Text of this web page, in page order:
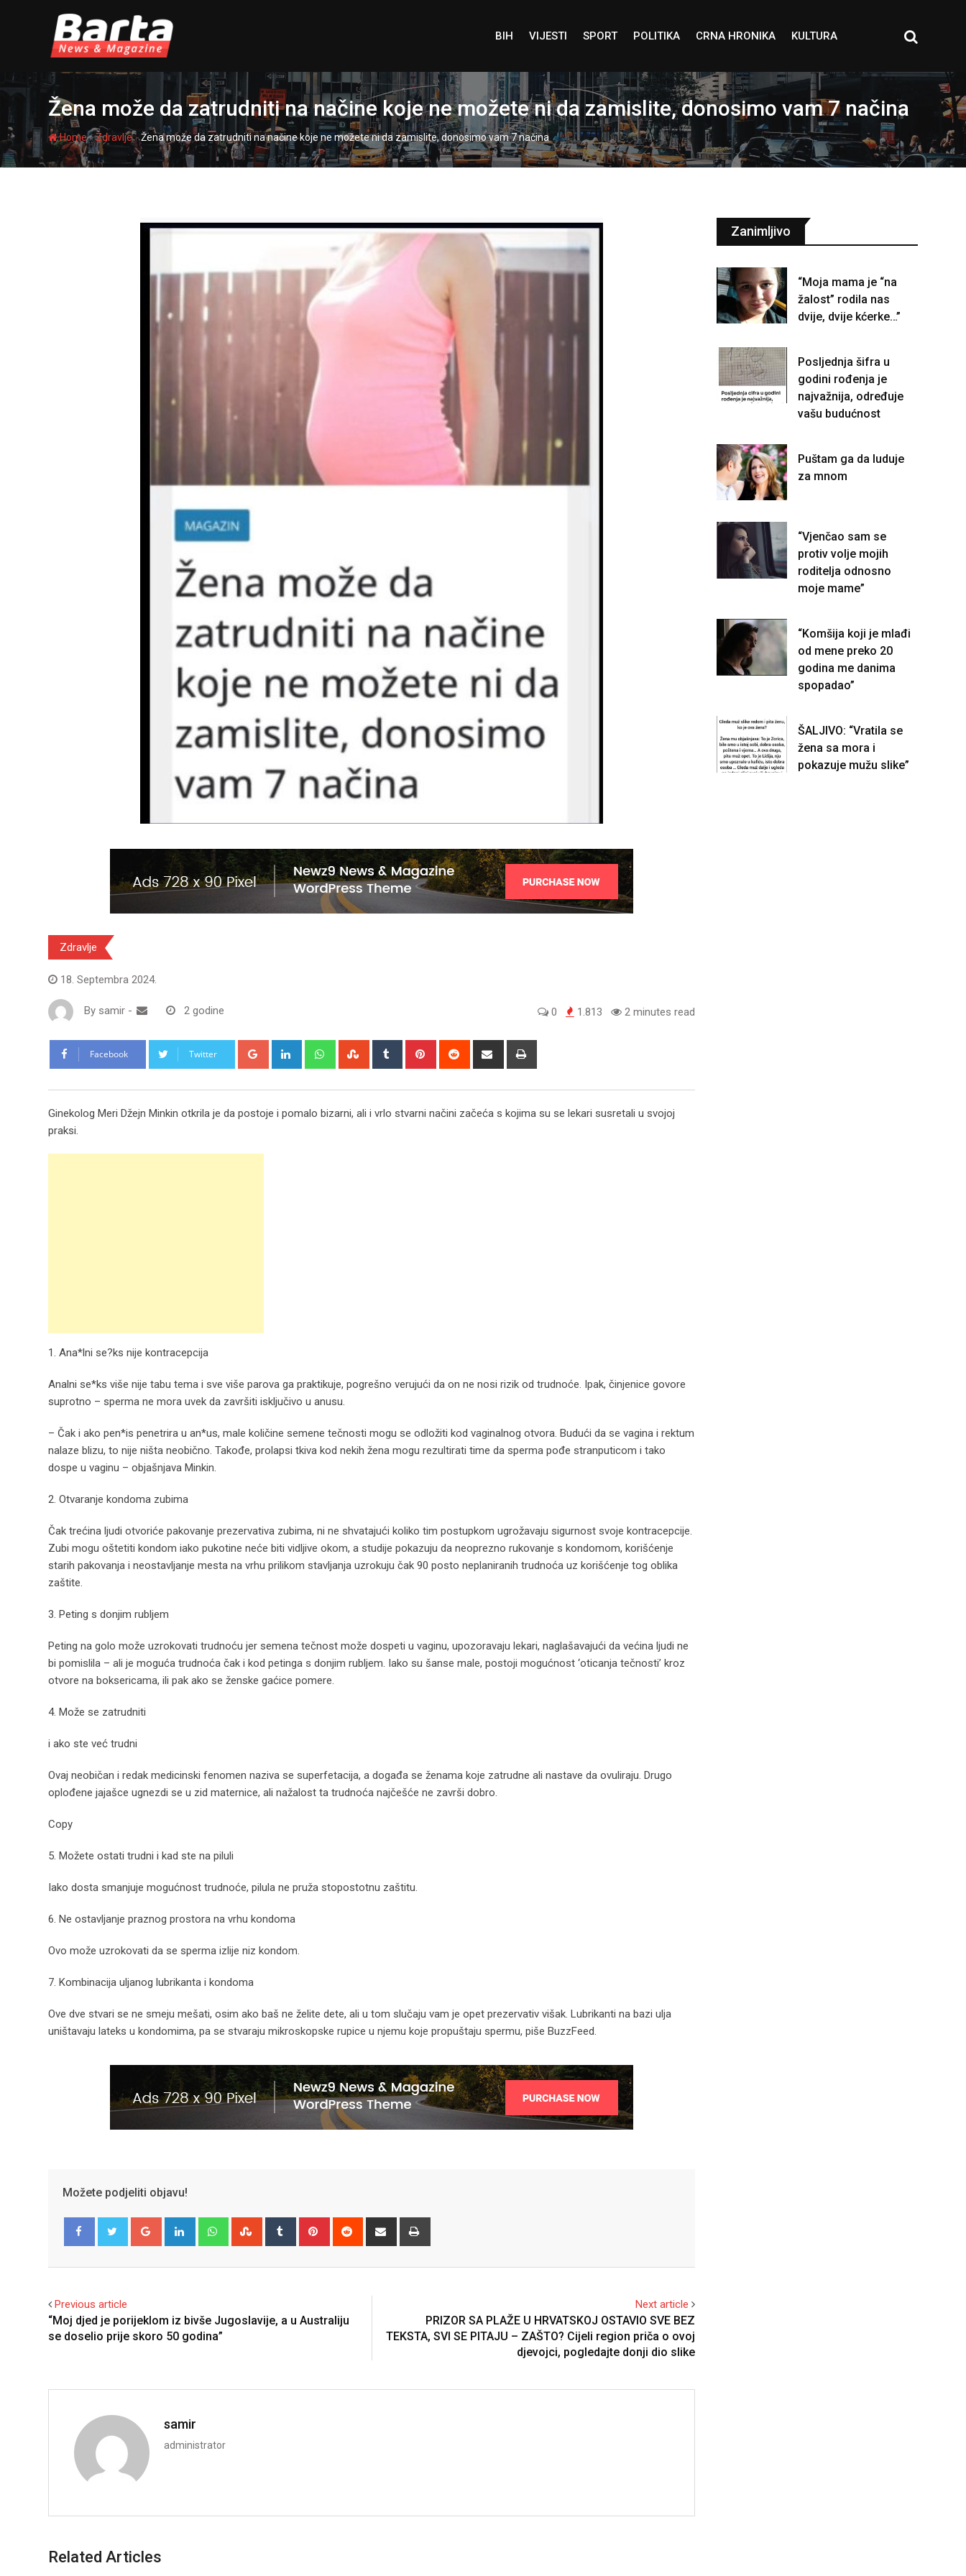
BIH VIJESTI SPORT POLITIKA CRNA HRONIKA KULTURA
Žena može da zatrudniti na načine koje ne možete ni da zamislite, donosimo vam 7 načina
Home-Zdravlje-Žena može da zatrudniti na načine koje ne možete ni da zamislite, donosimo vam 7 načina
Zdravlje
18. Septembra 2024.
By samir - 2 godine 0 1.813 2 minutes read
Facebook Twitter Google+ LinkedIn WhatsappStumbleUpon
Tumblr Pinterest Reddit
Share
Ginekolog Meri Džejn Minkin otkrila je da postoje i pomalo bizarni, ali i vrlo stvarni načini začeća s kojima su se lekari susretali u svojoj
praksi.
1. Ana*lni se?ks nije kontracepcija
Analni se*ks više nije tabu tema i sve više parova ga praktikuje, pogrešno verujući da on ne nosi rizik od trudnoće. Ipak, činjenice govore
suprotno – sperma ne mora uvek da završiti isključivo u anusu.
– Čak i ako pen*is penetrira u an*us, male količine semene tečnosti mogu se odložiti kod vaginalnog otvora. Budući da se vagina i rektum
nalaze blizu, to nije ništa neobično. Takođe, prolapsi tkiva kod nekih žena mogu rezultirati time da sperma pođe stranputicom i tako
dospe u vaginu – objašnjava Minkin.
2. Otvaranje kondoma zubima
Čak trećina ljudi otvoriće pakovanje prezervativa zubima, ni ne shvatajući koliko tim postupkom ugrožavaju sigurnost svoje kontracepcije.
Zubi mogu oštetiti kondom iako pukotine neće biti vidljive okom, a studije pokazuju da neoprezno rukovanje s kondomom, korišćenje
starih pakovanja i neostavljanje mesta na vrhu prilikom stavljanja uzrokuju čak 90 posto neplaniranih trudnoća uz korišćenje tog oblika
zaštite.
3. Peting s donjim rubljem
Peting na golo može uzrokovati trudnoću jer semena tečnost može dospeti u vaginu, upozoravaju lekari, naglašavajući da većina ljudi ne
bi pomislila – ali je moguća trudnoća čak i kod petinga s donjim rubljem. Iako su šanse male, postoji mogućnost ‘oticanja tečnosti’ kroz
otvore na boksericama, ili pak ako se ženske gaćice pomere.
4. Može se zatrudniti
i ako ste već trudni
Ovaj neobičan i redak medicinski fenomen naziva se superfetacija, a događa se ženama koje zatrudne ali nastave da ovuliraju. Drugo
oplođene jajašce ugnezdi se u zid maternice, ali nažalost ta trudnoća najčešće ne završi dobro.
Copy
5. Možete ostati trudni i kad ste na piluli
Iako dosta smanjuje mogućnost trudnoće, pilula ne pruža stopostotnu zaštitu.
6. Ne ostavljanje praznog prostora na vrhu kondoma
Ovo može uzrokovati da se sperma izlije niz kondom.
7. Kombinacija uljanog lubrikanta i kondoma
Ove dve stvari se ne smeju mešati, osim ako baš ne želite dete, ali u tom slučaju vam je opet prezervativ višak. Lubrikanti na bazi ulja
uništavaju lateks u kondomima, pa se stvaraju mikroskopske rupice u njemu koje propuštaju spermu, piše BuzzFeed.
Možete podjeliti objavu!
Google+ LinkedIn WhatsappStumbleUpon
Tumblr Pinterest Reddit
Share
Previous article
“Moj djed je porijeklom iz bivše Jugoslavije, a u Australiju
se doselio prije skoro 50 godina”
Next article
PRIZOR SA PLAŽE U HRVATSKOJ OSTAVIO SVE BEZ
TEKSTA, SVI SE PITAJU – ZAŠTO? Cijeli region priča o ovoj
djevojci, pogledajte donji dio slike
samir
administrator
Related Articles
Zanimljivo
“Moja mama je “na
žalost” rodila nas
dvije, dvije kćerke…”
Posljednja šifra u
godini rođenja je
najvažnija, određuje
vašu budućnost
Puštam ga da luduje
za mnom
“Vjenčao sam se
protiv volje mojih
roditelja odnosno
moje mame”
“Komšija koji je mlađi
od mene preko 20
godina me danima
spopadao”
ŠALJIVO: “Vratila se
žena sa mora i
pokazuje mužu slike”